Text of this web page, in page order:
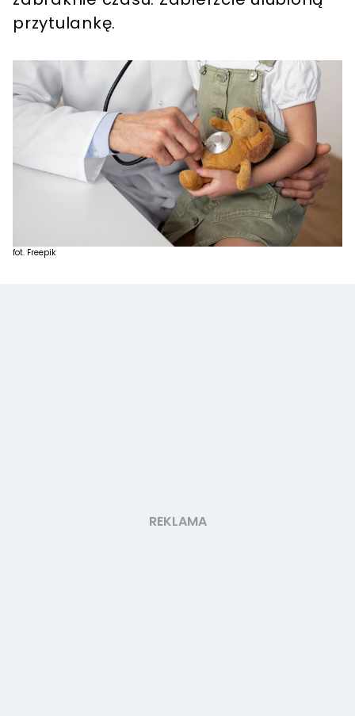
przytulankę.
fot. Freepik